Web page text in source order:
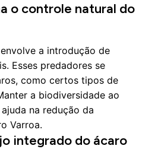
o controle natural do
a introdução de
Esses predadores se
como certos tipos de
a biodiversidade ao
na redução da
Varroa.
integrado do ácaro